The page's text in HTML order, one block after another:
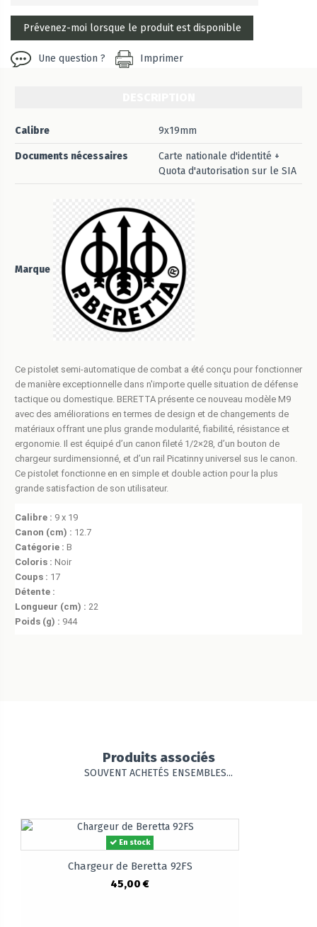
Une question ? Imprimer
Calibre 9x19mm
Documents nécessaires
Carte nationale d'identité +
Quota d'autorisation sur le SIA
Marque
Ce pistolet semi-automatique de combat a été conçu pour fonctionner
de manière exceptionnelle dans n'importe quelle situation de défense
tactique ou domestique. BERETTA présente ce nouveau modèle M9
avec des améliorations en termes de design et de changements de
matériaux offrant une plus grande modularité, fiabilité, résistance et
ergonomie. Il est équipé d’un canon fileté 1/2×28, d’un bouton de
chargeur surdimensionné, et d’un rail Picatinny universel sus le canon.
Ce pistolet fonctionne en en simple et double action pour la plus
grande satisfaction de son utilisateur.
Calibre : 9 x 19
Canon (cm) : 12.7
Catégorie : B
Coloris : Noir
Coups : 17
Détente :
Longueur (cm) : 22
Poids (g) : 944
Produits associés
SOUVENT ACHETÉS ENSEMBLES...
En stock
Chargeur de Beretta 92FS
45,00 €